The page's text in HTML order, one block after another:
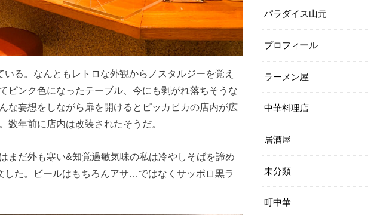
る。なんともレトロな外観からノスタルジーを覚え
ピンク色になったテーブル、今にも剥がれ落ちそうな
な妄想をしながら扉を開けるとピッカピカの店内が広
数年前に店内は改装されたそうだ。
まだ外も寒い&知覚過敏気味の私は冷やしそばを諦め
した。ビールはもちろんアサ…ではなくサッポロ黒ラ
パラダイス山元
プロフィール
ラーメン屋
中華料理店
居酒屋
未分類
町中華